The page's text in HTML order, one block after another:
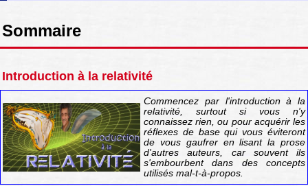
Sommaire
Introduction à la relativité
Commencez par l'introduction à la
relativité, surtout si vous n'y
connaissez rien, ou pour acquérir les
réflexes de base qui vous éviteront
de vous gaufrer en lisant la prose
d'autres auteurs, car souvent ils
s'embourbent dans des concepts
utilisés mal-t-à-propos.